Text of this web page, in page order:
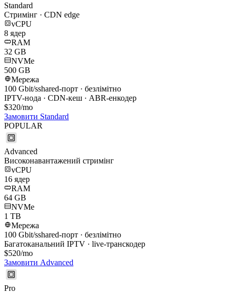
Standard
Стримінг · CDN edge
vCPU
8 ядер
RAM
32 GB
NVMe
500 GB
Мережа
100 Gbit/sshared-порт · безлімітно
IPTV-нода · CDN-кеш · ABR-енкодер
$320/mo
Замовити Standard
POPULAR
Advanced
Високонавантажений стримінг
vCPU
16 ядер
RAM
64 GB
NVMe
1 TB
Мережа
100 Gbit/sshared-порт · безлімітно
Багатоканальний IPTV · live-транскодер
$520/mo
Замовити Advanced
Pro